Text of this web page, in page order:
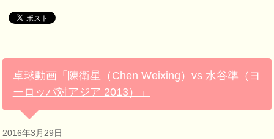
卓球動画「陳衛星（Chen Weixing）vs 水谷準（ヨ
ーロッパ対アジア 2013）」
2016年3月29日